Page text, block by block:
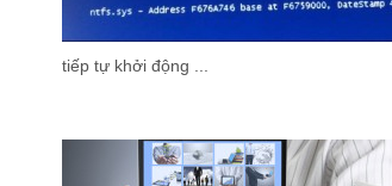
tiếp tự khởi động ...